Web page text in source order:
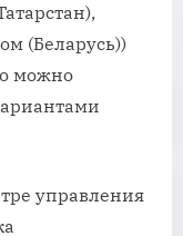
(Беларусь))
можно
управления